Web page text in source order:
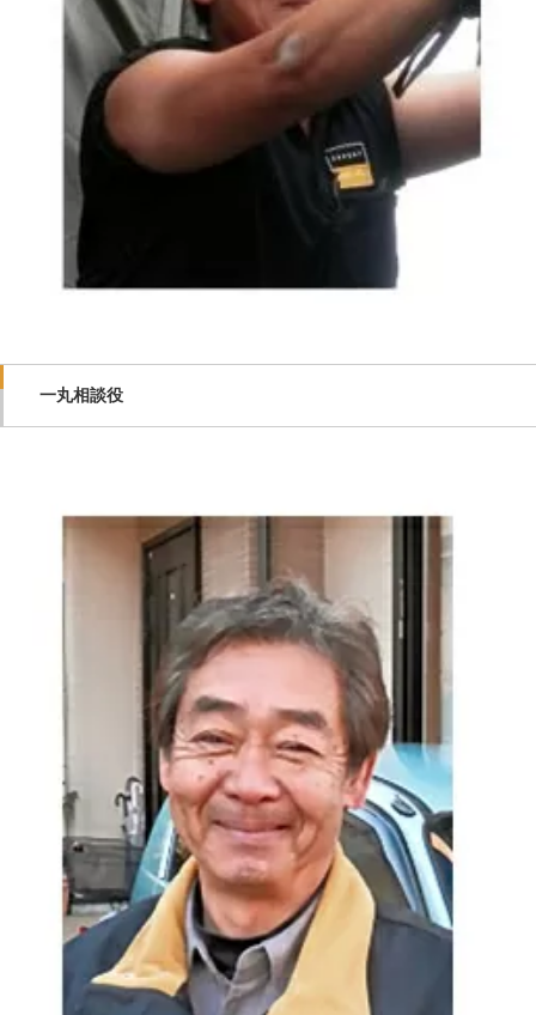
一丸相談役